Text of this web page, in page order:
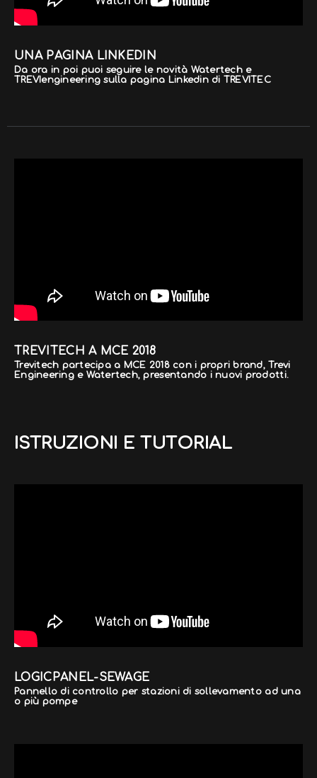
UNA PAGINA LINKEDIN
Da ora in poi puoi seguire le novità Watertech e
TREVIengineering sulla pagina Linkedin di TREVITEC
TREVITECH A MCE 2018
Trevitech partecipa a MCE 2018 con i propri brand, Trevi
Engineering e Watertech, presentando i nuovi prodotti.
ISTRUZIONI E TUTORIAL
LOGICPANEL-SEWAGE
Pannello di controllo per stazioni di sollevamento ad una
o più pompe